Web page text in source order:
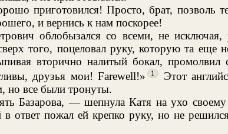
приготовился! Просто, брат, позволь
и вернись к нам поскорее!
облобызался со всеми, не
того, поцеловал руку, которую та еще
вторично налитый бокал, промолвил
друзья мои! Farewell!»
1
Этот
но все были тронуты.
Базарова, — шепнула Катя на ухо
ответ пожал ей крепко руку, но не